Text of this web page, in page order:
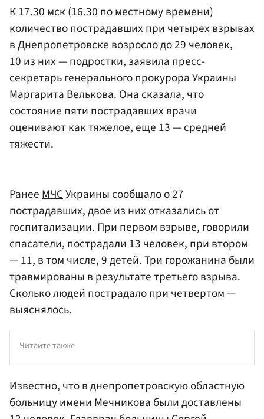
К 17.30 мск (16.30 по местному времени)
количество пострадавших при четырех взрывах
в Днепропетровске возросло до 29 человек,
10 из них — подростки, заявила пресс-
секретарь генерального прокурора Украины
Маргарита Велькова. Она сказала, что
состояние пяти пострадавших врачи
оценивают как тяжелое, еще 13 — средней
тяжести.
РанееМЧСУкраины сообщало о 27
пострадавших, двое из них отказались от
госпитализации. При первом взрыве, говорили
спасатели, пострадали 13 человек, при втором
— 11, в том числе, 9 детей. Три горожанина были
травмированы в результате третьего взрыва.
Сколько людей пострадало при четвертом —
выяснялось.
Читайте также
Известно, что в днепропетровскую областную
больницу имени Мечникова были доставлены